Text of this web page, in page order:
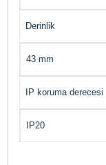
Derinlik
43 mm
IP koruma derecesi
IP20